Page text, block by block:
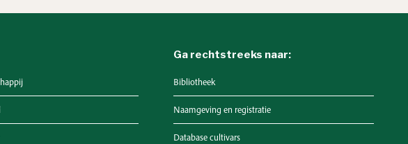
Ga rechtstreeks naar:
Bibliotheek
Naamgeving en registratie
Database cultivars